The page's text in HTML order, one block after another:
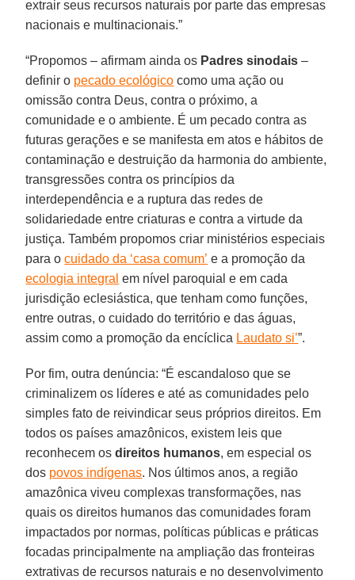
extrair seus recursos naturais por parte das empresas
nacionais e multinacionais.”
“Propomos – afirmam ainda os Padres sinodais –
definir o pecado ecológico como uma ação ou
omissão contra Deus, contra o próximo, a
comunidade e o ambiente. É um pecado contra as
futuras gerações e se manifesta em atos e hábitos de
contaminação e destruição da harmonia do ambiente,
transgressões contra os princípios da
interdependência e a ruptura das redes de
solidariedade entre criaturas e contra a virtude da
justiça. Também propomos criar ministérios especiais
para o cuidado da ‘casa comum’ e a promoção da
ecologia integral em nível paroquial e em cada
jurisdição eclesiástica, que tenham como funções,
entre outras, o cuidado do território e das águas,
assim como a promoção da encíclica Laudato si’”.
Por fim, outra denúncia: “É escandaloso que se
criminalizem os líderes e até as comunidades pelo
simples fato de reivindicar seus próprios direitos. Em
todos os países amazônicos, existem leis que
reconhecem osdireitos humanos, em especial os
dos povos indígenas. Nos últimos anos, a região
amazônica viveu complexas transformações, nas
quais os direitos humanos das comunidades foram
impactados por normas, políticas públicas e práticas
focadas principalmente na ampliação das fronteiras
extrativas de recursos naturais e no desenvolvimento